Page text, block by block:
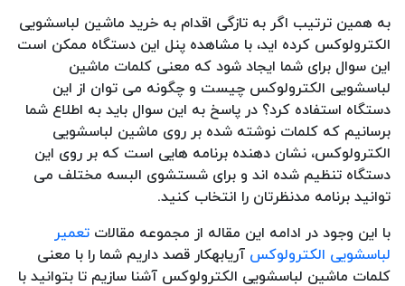
به همین ترتیب اگر به تازگی اقدام به خرید ماشین لباسشویی
الکترولوکس کرده اید، با مشاهده پنل این دستگاه ممکن است
این سوال برای شما ایجاد شود که معنی کلمات ماشین
لباسشویی الکترولوکس چیست و چگونه می توان از این
دستگاه استفاده کرد؟ در پاسخ به این سوال باید به اطلاع شما
برسانیم که کلمات نوشته شده بر روی ماشین لباسشویی
الکترولوکس، نشان دهنده برنامه هایی است که بر روی این
دستگاه تنظیم شده اند و برای شستشوی البسه مختلف می
توانید برنامه مدنظرتان را انتخاب کنید.
با این وجود در ادامه این مقاله از مجموعه مقالات تعمیر
لباسشویی الکترولوکس آریابهکار قصد داریم شما را با معنی
کلمات ماشین لباسشویی الکترولوکس آشنا سازیم تا بتوانید با